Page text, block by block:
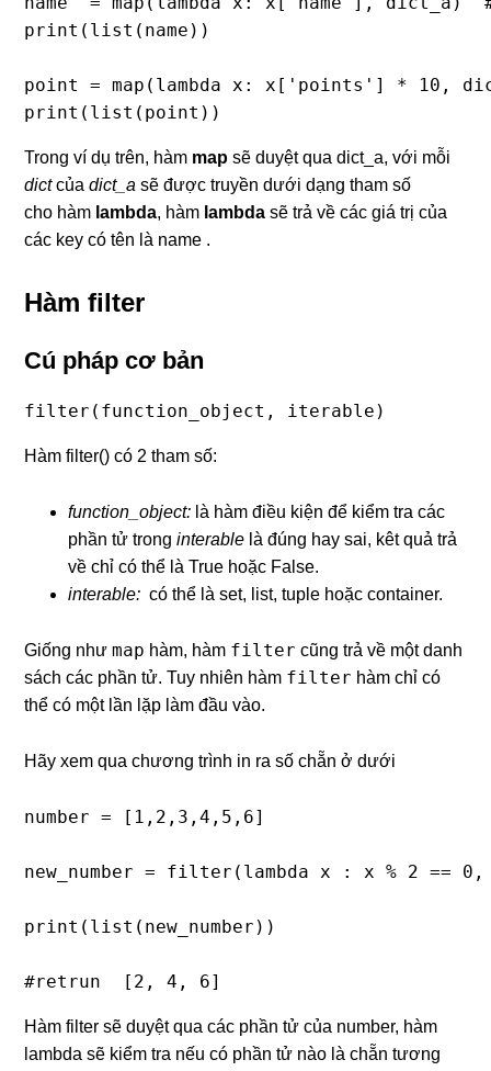
print(list(name))
point = map(lambda x: x['points'] * 10,
print(list(point))
Trong ví dụ trên, hàm map sẽ duyệt qua dict_a, với mỗi
dictcủadict_a sẽ được truyền dưới dạng tham số
cho hàm lambda, hàm lambda sẽ trả về các giá trị của
các key có tên là name .
Hàm filter
Cú pháp cơ bản
filter(function_object, iterable)
Hàm filter() có 2 tham số:
function_object: là hàm điều kiện để kiểm tra các
phần tử tronginterable là đúng hay sai, kêt quả trả
về chỉ có thể là True hoặc False.
interable: có thể là set, list, tuple hoặc container.
Giống nhưmap hàm, hàm filter cũng trả về một danh
sách các phần tử. Tuy nhiên hàm filter hàm chỉ có
thể có một lần lặp làm đầu vào.
Hãy xem qua chương trình in ra số chẵn ở dưới
number = [1,2,3,4,5,6]
new_number = filter(lambda x : x % 2 == 0,
print(list(new_number))
#retrun  [2, 4, 6]
Hàm filter sẽ duyệt qua các phần tử của number, hàm
lambda sẽ kiểm tra nếu có phần tử nào là chẵn tương